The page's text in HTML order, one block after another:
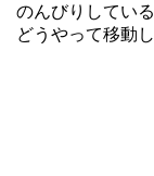
のんびりしてい
どうやって移動